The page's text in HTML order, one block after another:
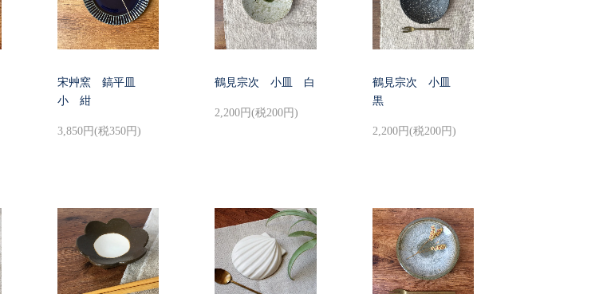
宋艸窯 鎬平皿
小 紺
3,850円(税350円)
鶴見宗次 小皿 白
2,200円(税200円)
鶴見宗次 小皿
黒
2,200円(税200円)